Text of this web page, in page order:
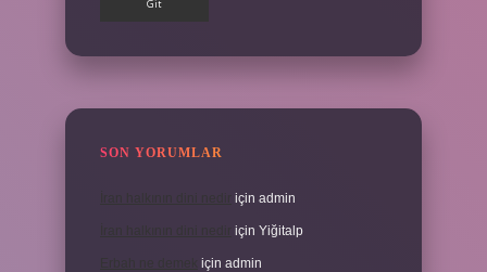
SON YORUMLAR
için admin
için Yiğitalp
için admin